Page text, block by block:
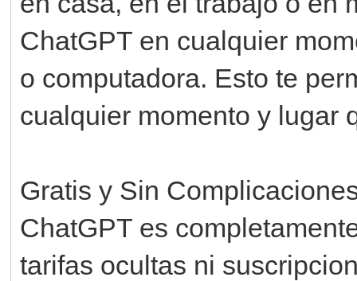
ChatGPT en cualquier
o computadora. Esto te
cualquier momento y lugar
Gratis y Sin
ChatGPT es
tarifas ocultas ni